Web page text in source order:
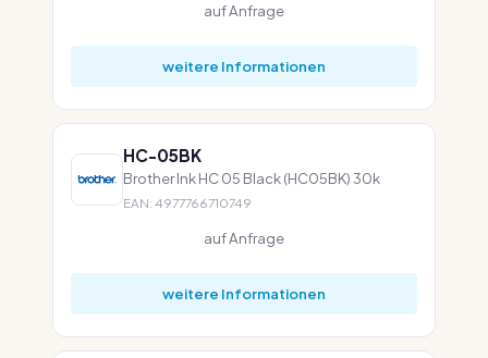
auf Anfrage
weitere Informationen
HC-05BK
Brother Ink HC 05 Black (HC05BK) 30k
EAN: 4977766710749
auf Anfrage
weitere Informationen